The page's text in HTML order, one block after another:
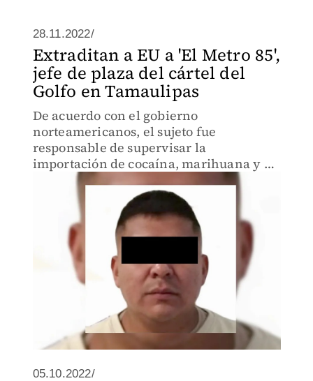
28.11.2022/
Extraditan a EU a 'El Metro 85',
jefe de plaza del cártel del
Golfo en Tamaulipas
De acuerdo con el gobierno
norteamericanos, el sujeto fue
responsable de supervisar la
importación de cocaína, marihuana y de
coordinar su distribución en diversas
ciudades de EU.
05.10.2022/